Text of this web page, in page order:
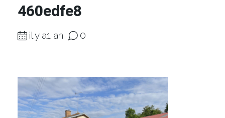
460edfe8
il y a1 an 0